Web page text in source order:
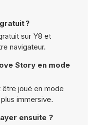
?
sur Y8 et
navigateur.
Story en mode
être joué en mode
immersive.
ensuite ?